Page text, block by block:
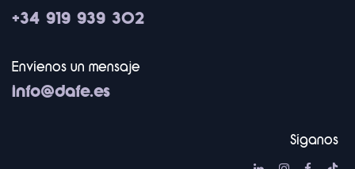
+34 919 939 302
Envíenos un mensaje
info@dafe.es
Síganos